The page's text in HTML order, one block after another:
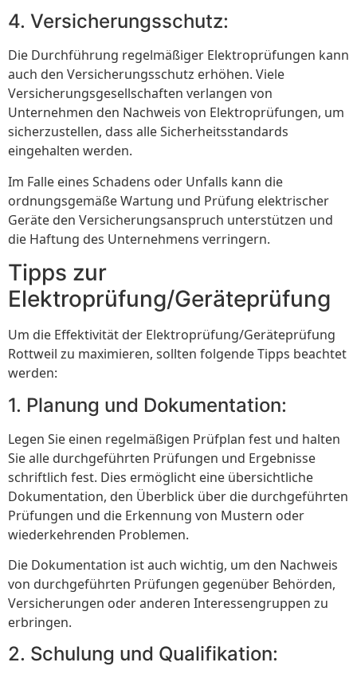
4. Versicherungsschutz:
Die Durchführung regelmäßiger Elektroprüfungen kann
auch den Versicherungsschutz erhöhen. Viele
Versicherungsgesellschaften verlangen von
Unternehmen den Nachweis von Elektroprüfungen, um
sicherzustellen, dass alle Sicherheitsstandards
eingehalten werden.
Im Falle eines Schadens oder Unfalls kann die
ordnungsgemäße Wartung und Prüfung elektrischer
Geräte den Versicherungsanspruch unterstützen und
die Haftung des Unternehmens verringern.
Tipps zur
Elektroprüfung/Geräteprüfung
Um die Effektivität der Elektroprüfung/Geräteprüfung
Rottweil zu maximieren, sollten folgende Tipps beachtet
werden:
1. Planung und Dokumentation:
Legen Sie einen regelmäßigen Prüfplan fest und halten
Sie alle durchgeführten Prüfungen und Ergebnisse
schriftlich fest. Dies ermöglicht eine übersichtliche
Dokumentation, den Überblick über die durchgeführten
Prüfungen und die Erkennung von Mustern oder
wiederkehrenden Problemen.
Die Dokumentation ist auch wichtig, um den Nachweis
von durchgeführten Prüfungen gegenüber Behörden,
Versicherungen oder anderen Interessengruppen zu
erbringen.
2. Schulung und Qualifikation: